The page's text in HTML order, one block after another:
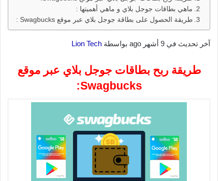
ماهي بطاقات جوجل بلاي و ماهي أهميتها :
طريقة الحصول على بطاقة جوجل بلاي عبر موقع Swagbucks :
آخر تحديث في 9 أشهر ago بواسطة Lion Tech
طريقة ربح بطاقات جوجل بلاي عبر موقع
Swagbucks: